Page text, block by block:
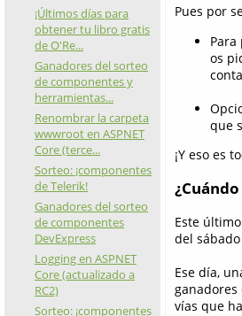
¡Últimos días para
obtener tu libro gratis
de O'Re...
Ganadores del sorteo
de componentes y
herramientas...
Renombrar la carpeta
wwwroot en ASPNET
Core (terce...
Sorteo: ¡componentes
de Telerik!
Ganadores del sorteo
de componentes
DevExpress
Logging en ASPNET
Core (actualizado a
RC2)
Sorteo: ¡componentes
Pues por
os
que
¡Y eso es
Este
del
Ese día,
vías que